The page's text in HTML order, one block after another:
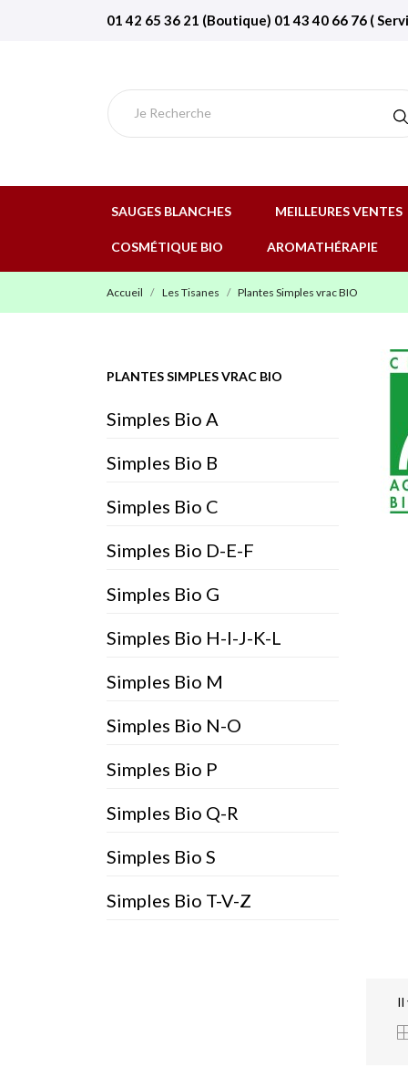
01 42 65 36 21 (Boutique) 01 43 40 66 76 (
SAUGES BLANCHES MEILLEURES VENTES
COSMÉTIQUE BIO AROMATHÉRAPIE
Accueil Les Tisanes Plantes Simples vrac BIO
PLANTES SIMPLES VRAC BIO
Simples Bio A
Simples Bio B
Simples Bio C
Simples Bio D-E-F
Simples Bio G
Simples Bio H-I-J-K-L
Simples Bio M
Simples Bio N-O
Simples Bio P
Simples Bio Q-R
Simples Bio S
Simples Bio T-V-Z
Il